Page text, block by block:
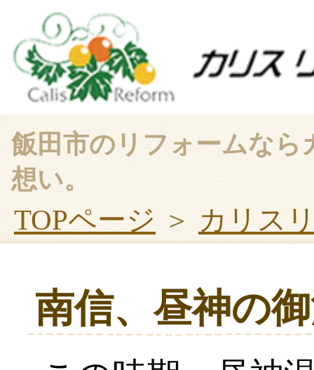
飯田市のリフォームな
想い。
TOPページ ＞ カリス
南信、昼神の